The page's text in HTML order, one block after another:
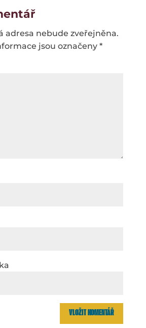
adresa nebude zveřejněna.
jsou označeny *